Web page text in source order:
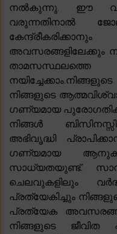
നൽകുന്നു. ഈ
വരുന്നതിനാൽ
അവസരങ്ങളിലേക്കും
താമസസ്ഥലത്തെ
നിങ്ങളുടെ
ഗണ്യമായ
നിങ്ങൾ
അഭിവൃദ്ധി
ഗണ്യമായ
സാധ്യതയുണ്ട്.
ചെലവുകളിലും
പ്രത്യേകിച്ചും
പ്രത്യേക
നിങ്ങളുടെ ജീവിത